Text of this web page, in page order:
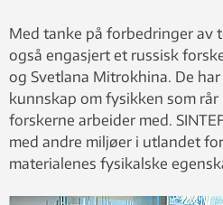
Med tanke på forbedringer av
også engasjert et russisk
og Svetlana Mitrokhina. De
kunnskap om fysikken som
forskerne arbeider med.
med andre miljøer i utlandet
materialenes fysikalske